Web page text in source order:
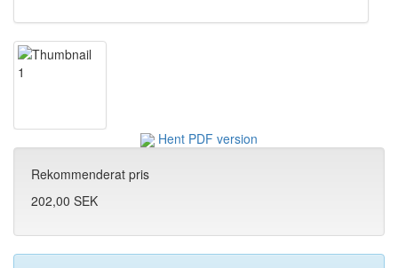
Hent PDF version
Rekommenderat pris
202,00 SEK